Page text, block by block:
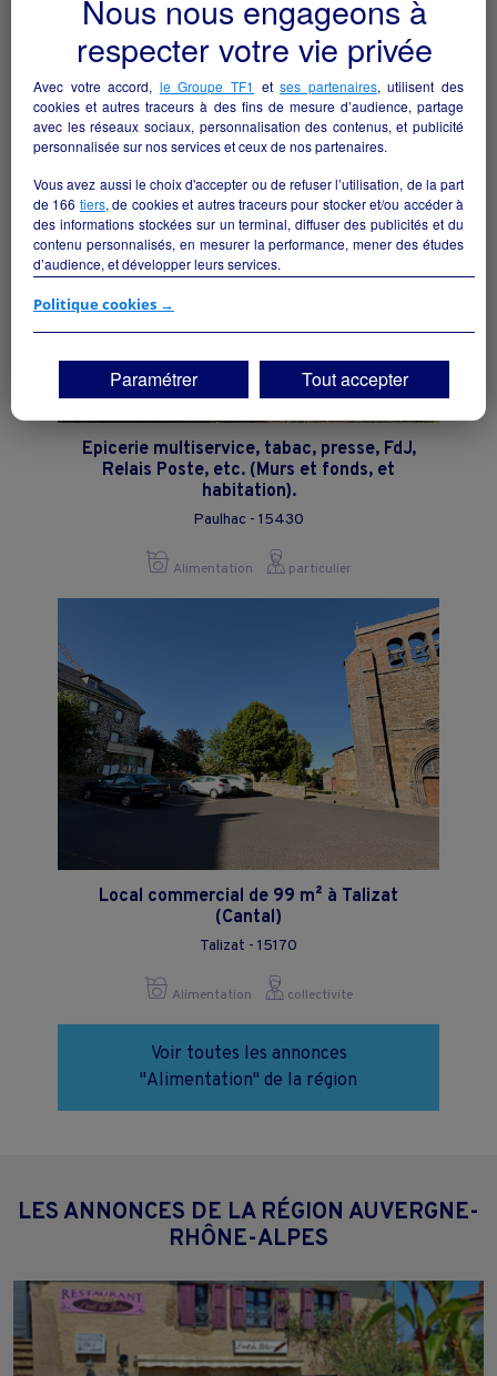
Belle boulangerie-pâtisserie familiale À
vendre en Ardèche Verte (07)
Alimentation particulier
Epicerie multiservice, tabac, presse, FdJ,
Relais Poste, etc. (Murs et fonds, et
habitation).
Paulhac - 15430
Alimentation particulier
Local commercial de 99 m² à Talizat
(Cantal)
Talizat - 15170
Alimentation collectivite
Voir toutes les annonces
"Alimentation" de la région
LES ANNONCES DE LA RÉGION AUVERGNE-
RHÔNE-ALPES
Nous nous engageons à
respecter votre vie privée
Avec votre accord, le Groupe TF1 etses partenaires, utilisent des
cookies et autres traceurs à des fins de mesure d’audience, partage
avec les réseaux sociaux, personnalisation des contenus, et publicité
personnalisée sur nos services et ceux de nos partenaires.
Vous avez aussi le choix d'accepter ou de refuser l’utilisation, de la part
de 166 tiers, de cookies et autres traceurs pour stocker et/ou accéder à
des informations stockées sur un terminal, diffuser des publicités et du
contenu personnalisés, en mesurer la performance, mener des études
d’audience, et développer leurs services.
Si vous continuez sans accepter, les fonctionnalités liées à la
vos centres d'intérêt. Seuls lescookies/traceurs techniquesseront
déposés et lus sur votre terminal.
Vous pouvez exprimer vos choix en cliquant sur "Tout accepter",
"Continuer sans accepter" ou "Paramétrer", et les modifier à tout
moment en cliquant sur le lien "Paramétrez vos choix" situé en bas de
Politique cookies →
Paramétrer Tout accepter